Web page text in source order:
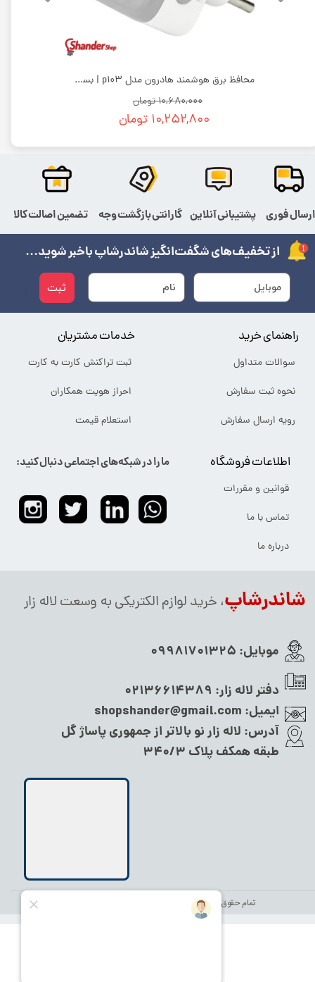
محافظ برق هوشمند هادرون مدل p103 | بسته 12 عددی
۱۰,۶۸۰,۰۰۰ تومان
۱۰,۲۵۲,۸۰۰ تومان
شاندرشاپ، خرید لوازم الکتریکی به وسعت لاله زار
تمام حقوق این سایت متعلق به
موبایل: 09981701325
دفتر لاله زار: 02136614389
ایمیل: shopshander@gmail.com
آدرس: لاله زار نو بالاتر از جمهوری پاساژ گل
طبقه همکف پلاک ۳۴۰/۳
ما را در شبکه‌های اجتماعی دنبال کنید:
ثبت
از تخفیف‌های شگفت‌انگیز شاندرشاپ باخبر شوید...
اطلاعات فروشگاه
قوانین و مقررات
تماس با ما
درباره ما
خدمات مشتریان
ثبت تراکنش کارت به کارت
احراز هویت همکاران
استعلام قیمت
راهنمای خرید
سوالات متداول
نحوه ثبت سفارش
رویه ارسال سفارش
ارسال فوری پشتیبانی آنلاین گارانتی بازگشت وجه تضمین اصالت کالا